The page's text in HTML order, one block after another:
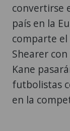
convertirse
país en la
comparte
Shearer
Kane
futbolistas
en la